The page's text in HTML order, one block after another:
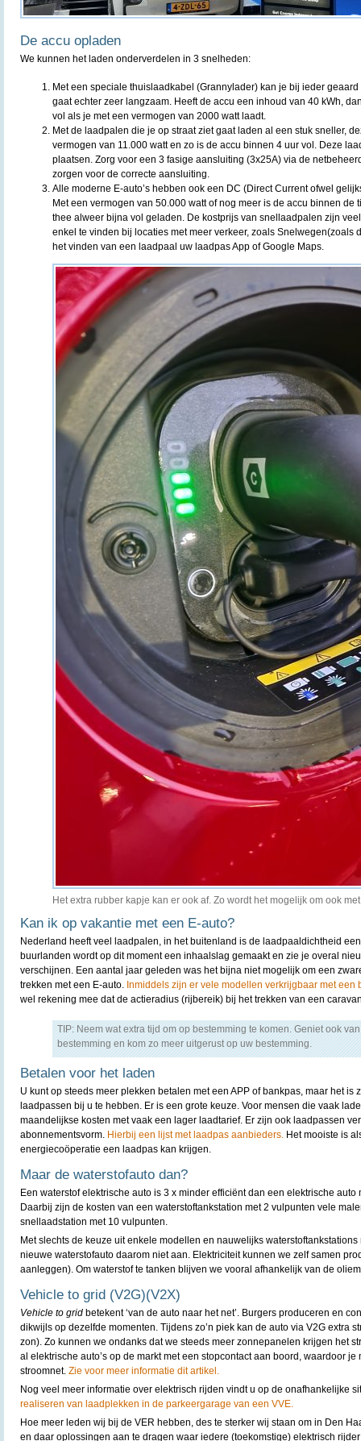
De accu opladen
We kunnen het laden onderverdelen in 3 snelheden:
Met een speciale thuislaadkabel (Grannylader) kan je bij ieder
gaat echter zeer langzaam. Heeft de accu een inhoud van 40 kWh,
vol als je met een vermogen van 2000 watt laadt.
Met de laadpalen die je op straat ziet gaat laden al een stuk sneller,
vermogen van 11.000 watt en zo is de accu binnen 4 uur vol. Deze
plaatsen. Zorg voor een 3 fasige aansluiting (3x25A) via de
zorgen voor de correcte aansluiting.
Alle moderne E-auto’s hebben ook een DC (Direct Current ofwel
Met een vermogen van 50.000 watt of nog meer is de accu binnen de
thee alweer bijna vol geladen. De kostprijs van snellaadpalen zijn
enkel te vinden bij locaties met meer verkeer, zoals Snelwegen(zoals
het vinden van een laadpaal uw laadpas App of Google Maps.
Het extra rubber kapje kan er ook af. Zo wordt het mogelijk om ook
Kan ik op vakantie met een E-auto?
Nederland heeft veel laadpalen, in het buitenland is de laadpaaldichtheid
buurlanden wordt op dit moment een inhaalslag gemaakt en zie je overal
verschijnen. Een aantal jaar geleden was het bijna niet mogelijk om een
trekken met een E-auto. Inmiddels zijn er vele modellen verkrijgbaar met een
wel rekening mee dat de actieradius (rijbereik) bij het trekken van een
TIP: Neem wat extra tijd om op bestemming te komen. Geniet ook
bestemming en kom zo meer uitgerust op uw bestemming.
Betalen voor het laden
U kunt op steeds meer plekken betalen met een APP of bankpas, maar het is
laadpassen bij u te hebben. Er is een grote keuze. Voor mensen die vaak
maandelijkse kosten met vaak een lager laadtarief. Er zijn ook laadpassen
abonnementsvorm. Hierbij een lijst met laadpas aanbieders. Het mooiste is
energiecoöperatie een laadpas kan krijgen.
Maar de waterstofauto dan?
Een waterstof elektrische auto is 3 x minder efficiënt dan een elektrische auto
Daarbij zijn de kosten van een waterstoftankstation met 2 vulpunten vele
snellaadstation met 10 vulpunten.
Met slechts de keuze uit enkele modellen en nauwelijks
nieuwe waterstofauto daarom niet aan. Elektriciteit kunnen we zelf samen
aanleggen). Om waterstof te tanken blijven we vooral afhankelijk van de
Vehicle to grid (V2G)(V2X)
Vehicle to grid betekent ‘van de auto naar het net’. Burgers produceren en
dikwijls op dezelfde momenten. Tijdens zo’n piek kan de auto via V2G extra
zon). Zo kunnen we ondanks dat we steeds meer zonnepanelen krijgen het
al elektrische auto’s op de markt met een stopcontact aan boord, waardoor
stroomnet. Zie voor meer informatie dit artikel.
Nog veel meer informatie over elektrisch rijden vindt u op de onafhankelijke
realiseren van laadplekken in de parkeergarage van een VVE.
Hoe meer leden wij bij de VER hebben, des te sterker wij staan om in Den
en daar oplossingen aan te dragen waar iedere (toekomstige) elektrisch